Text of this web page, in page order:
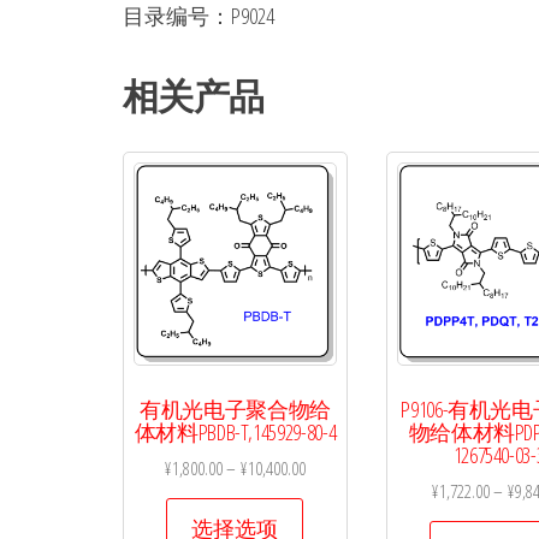
目录编号：P9024
相关产品
有机光电子聚合物给
体材料PBDB-T,145929-80-4
¥1,800.00– ¥10,400.00
选择选项
本
P9106-有机光
物给体材料
1267540-
¥1,722.00– ¥